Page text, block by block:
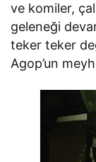
ve komiler,
geleneği
teker teker
Agop’un